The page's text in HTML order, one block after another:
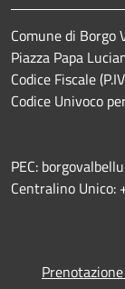
Comune di Borgo
Piazza Papa
Codice Fiscale
Codice Univoco
PEC:
Centralino Unico: